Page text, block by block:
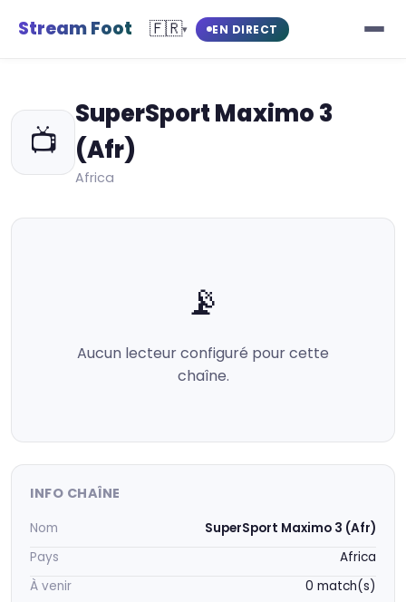
Stream Foot 🇫🇷▾ EN DIRECT
📺
SuperSport Maximo 3
(Afr)
Africa
📡
Aucun lecteur configuré pour cette
chaîne.
INFO CHAÎNE
Nom
SuperSport Maximo 3 (Afr)
Pays
Africa
À venir
0 match(s)